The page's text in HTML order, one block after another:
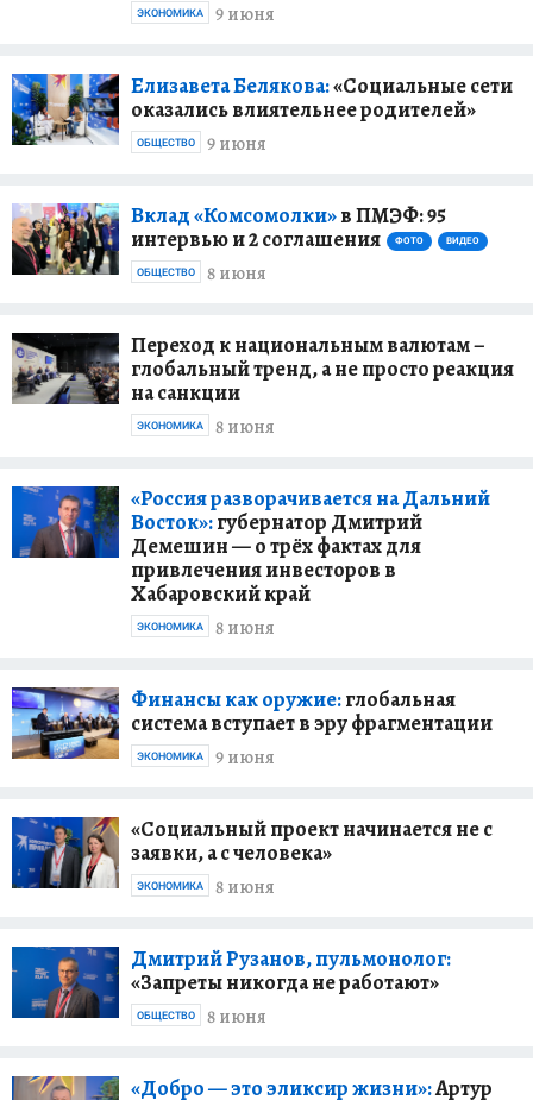
9 июня
ЭКОНОМИКА
Елизавета Белякова:«Социальные сети
оказались влиятельнее родителей»
9 июня
ОБЩЕСТВО
Вклад «Комсомолки»в ПМЭФ: 95
интервью и 2 соглашения
ФОТО ВИДЕО
8 июня
ОБЩЕСТВО
Переход к национальным валютам –
глобальный тренд, а не просто реакция
на санкции
8 июня
ЭКОНОМИКА
«Россия разворачивается на Дальний
Восток»:губернатор Дмитрий
Демешин — о трёх фактах для
привлечения инвесторов в
Хабаровский край
8 июня
ЭКОНОМИКА
Финансы как оружие:глобальная
система вступает в эру фрагментации
9 июня
ЭКОНОМИКА
«Социальный проект начинается не с
заявки, а с человека»
8 июня
ЭКОНОМИКА
Дмитрий Рузанов, пульмонолог:
«Запреты никогда не работают»
8 июня
ОБЩЕСТВО
«Добро — это эликсир жизни»:Артур